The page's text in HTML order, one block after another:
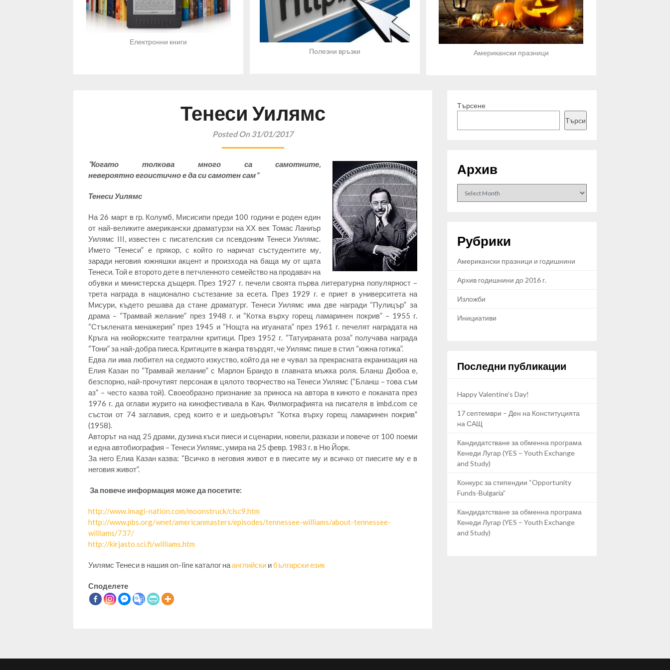
Електронни книги
Полезни връзки
Американски празници
Тенеси Уилямс
Posted On 31/01/2017
“Когато толкова много са самотните,
невероятноегоистично е да си самотен сам”
Тенеси Уилямс
На 26 март в гр. Колумб, Мисисипи преди 100 години е роден един
от най-великите американски драматурзи на ХХ век Томас Ланиър
Уилямс III, известен с писателския си псевдоним Тенеси Уилямс.
Името “Тенеси” е прякор, с който го наричат състудентите му,
заради неговия южняшки акцент и произхода на баща му от щата
Тенеси. Той е второто дете в петчленното семейство на продавач на
обувки и министерска дъщеря. През 1927 г. печели своята първа литературна популярност –
трета награда в национално състезание за есета. През 1929 г. е приет в университета на
Мисури, където решава да стане драматург. Тенеси Уилямс има две награди “Пулицър” за
драма – “Трамвай желание” през 1948 г. и “Котка върху горещ ламаринен покрив” – 1955 г.
“Стъклената менажерия” през 1945 и “Нощта на игуаната” през 1961 г. печелят наградата на
Кръга на нюйоркските театрални критици. През 1952 г. “Татуираната роза” получава награда
“Тони” за най-добра пиеса. Критиците в жанра твърдят, че Уилямс пише в стил “южна готика”.
Едва ли има любител на седмото изкуство, който да не е чувал за прекрасната екранизация на
Елия Казан по “Трамвай желание” с Марлон Брандо в главната мъжка роля. Бланш Дюбоа е,
безспорно, най-прочутият персонаж в цялото творчество на Тенеси Уилямс (“Бланш – това съм
аз” – често казва той). Своеобразно признание за приноса на автора в киното е поканата през
1976 г. да оглави журито на кинофестивала в Кан. Филмографията на писателя в imbd.com се
състои от 74 заглавия, сред които е и шедьовърът “Котка върху горещ ламаринен покрив”
(1958).
Авторът на над 25 драми, дузина къси пиеси и сценарии, новели, разкази и повече от 100 поеми
и една автобиография – Тенеси Уилямс, умира на 25 февр. 1983 г. в Ню Йорк.
За него Елиа Казан казва: “Всичко в неговия живот е в пиесите му и всичко от пиесите му е в
неговия живот”.
За повече информация може да посетите:
http://www.imagi-nation.com/moonstruck/clsc9.htm
http://www.pbs.org/wnet/americanmasters/episodes/tennessee-williams/about-tennessee-
williams/737/
http://kirjasto.sci.fi/williams.htm
Уилямс Тенеси в нашия on-line каталог наанглийски ибългарски език
Споделете
Търсене
Търси
Архив
Рубрики
Американски празници и годишнини
Архив годишнини до 2016 г.
Изложби
Инициативи
Последни публикации
Happy Valentine’s Day!
17 септември – Ден на Конституцията
на САЩ
Кандидатстване за обменна програма
Кенеди Лугар (YES – Youth Exchange
and Study)
Конкурс за стипендии “Opportunity
Funds-Bulgaria”
Кандидатстване за обменна програма
Кенеди Лугар (YES – Youth Exchange
and Study)